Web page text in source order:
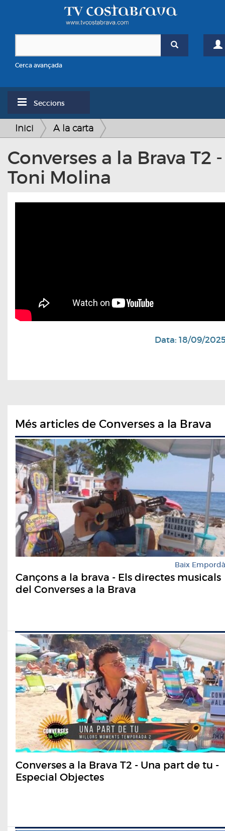
Cerca avançada
Seccions
Inici A la carta
Converses a la Brava T2 -
Toni Molina
Data: 18/09/
Més articles de Converses a la Brava
Baix Empordà
Cançons a la brava - Els directes musicals
del Converses a la Brava
Converses a la Brava T2 - Una part de tu -
Especial Objectes